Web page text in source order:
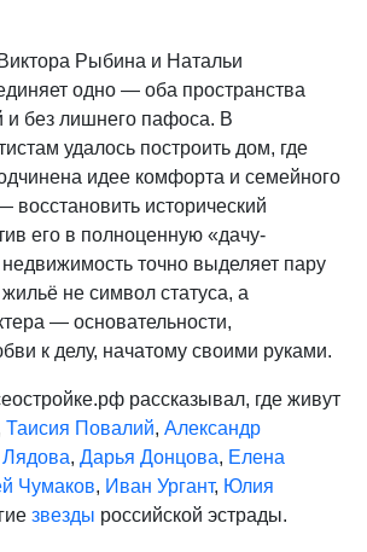
Рыбина и Натальи
одно — оба пространства
и без лишнего пафоса. В
удалось построить дом, где
идее комфорта и семейного
восстановить исторический
его в полноценную «дачу-
точно выделяет пару
не символ статуса, а
— основательности,
к делу, начатому своими руками.
рассказывал, где живут
Таисия Повалий, Александр
, Дарья Донцова, Елена
Чумаков, Иван Ургант, Юлия
звезды российской эстрады.